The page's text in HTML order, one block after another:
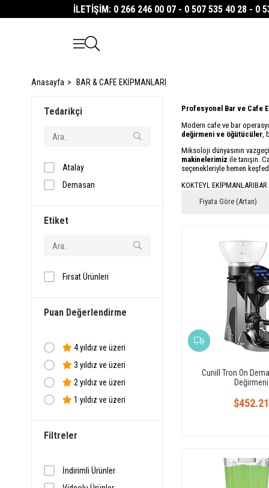
İLETİŞİM: 0 266 246 00 07 - 0 507 535 40 28 - 0
Anasayfa BAR & CAFE EKİPMANLARI
Tedarikçi
Atalay
Demasan
Etiket
Fırsat Ürünleri
Puan Değerlendirme
4 yıldız ve üzeri
3 yıldız ve üzeri
2 yıldız ve üzeri
1 yıldız ve üzeri
Filtreler
İndirimli Ürünler
Profesyonel Bar ve Cafe
Modern cafe ve bar
değirmeni ve öğütücüler ,
Miksoloji dünyasının
makinelerimiz ile tanışın.
seçenekleriyle hemen
KOKTEYL EKİPMANLARIBAR
Fiyata Göre (Artan)
Cunill Tron On
Değirmeni
$452.21